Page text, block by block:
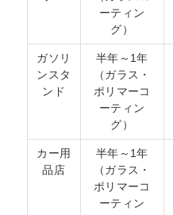
ーティン
グ）
ガソリ
ンスタ
ンド
半年～1年
（ガラス・
ポリマーコ
ーティン
グ）
カー用
品店
半年～1年
（ガラス・
ポリマーコ
ーティン